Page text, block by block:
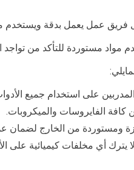
فريق عمل يعمل بدقة ويستخدم
مستوردة للتأكد من تواجد
على استخدام جميع
الفايروسات والميكروبات.
ومستوردة من الخارج لضمان
يترك أي مخلفات كيميائية على